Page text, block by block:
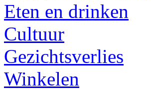
Eten en drinken
Cultuur
Gezichtsverlies
Winkelen